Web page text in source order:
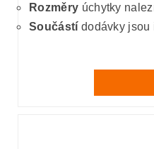
Rozměry úchytky
Součástí dodávky jsou